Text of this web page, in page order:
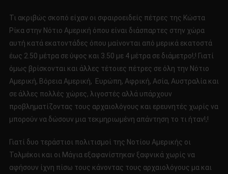
Τι ακριβώς σκοπό είχαν οι σφαιροειδείς πέτρες της Κώστα
Ρίκα στην Νότιο Αμερική όπου είναι διάσπαρτες στην χώρα
αυτή κατά εκατοντάδες όπου μαίνονται από μερικά εκατοστά
έως 2.50 μέτρα σε ύψος και 3.50 με 4 μέτρα σε διάμετρο!;! Γιατί
όμως βρίσκονται και άλλες τέτοιες πέτρες σε όλη την Νότιο
Αμερική, Βόρεια Αμερική, Ευρώπη, Αφρική, Ασία, Αυστραλία και
σε άλλες πολλές χώρες, λιγοστές αλλά υπάρχουν
προβληματίζοντας τους αρχαιολόγους και ερευνητές χωρίς να
μπορούν να δώσουν μια τεκμηριωμένη απάντηση το τι ήταν!;!
Γιατί δυο τεράστιοι πολιτισμοί της Νοτίου Αμερικής οι
Τολμέκοι και οι Μάγια εξαφανίστηκαν ξαφνικά χωρίς να
αφήσουν ίχνη πίσω τους κάνοντας τους αρχαιολόγους μα και